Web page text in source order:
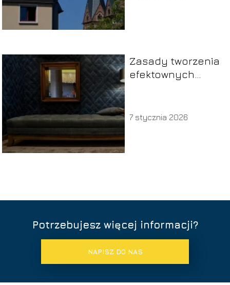
Zasady tworzenia
efektownych
7 stycznia 2026
Potrzebujesz więcej informacji?
NAPISZ DO NAS